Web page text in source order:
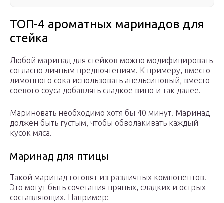
ТОП-4 ароматных маринадов для
стейка
Любой маринад для стейков можно модифицировать
согласно личным предпочтениям. К примеру, вместо
лимонного сока использовать апельсиновый, вместо
соевого соуса добавлять сладкое вино и так далее.
Мариновать необходимо хотя бы 40 минут. Маринад
должен быть густым, чтобы обволакивать каждый
кусок мяса.
Маринад для птицы
Такой маринад готовят из различных компонентов.
Это могут быть сочетания пряных, сладких и острых
составляющих. Например: